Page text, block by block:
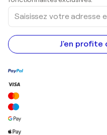
Saisissez
votre
adresse
e-
mail
J'en profite